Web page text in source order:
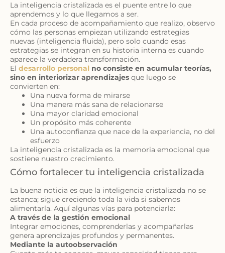
La inteligencia cristalizada es el puente entre lo que
aprendemos y lo que llegamos a ser.
En cada proceso de acompañamiento que realizo, observo
cómo las personas empiezan utilizando estrategias
nuevas (inteligencia fluida), pero solo cuando esas
estrategias se integran en su historia interna es cuando
aparece la verdadera transformación.
El desarrollo personal no consiste en acumular teorías,
sino en interiorizar aprendizajes que luego se
convierten en:
Una nueva forma de mirarse
Una manera más sana de relacionarse
Una mayor claridad emocional
Un propósito más coherente
Una autoconfianza que nace de la experiencia, no del
esfuerzo
La inteligencia cristalizada es la memoria emocional que
sostiene nuestro crecimiento.
Cómo fortalecer tu inteligencia cristalizada
La buena noticia es que la inteligencia cristalizada no se
estanca; sigue creciendo toda la vida si sabemos
alimentarla. Aquí algunas vías para potenciarla:
A través de la gestión emocional
Integrar emociones, comprenderlas y acompañarlas
genera aprendizajes profundos y permanentes.
Mediante la autoobservación